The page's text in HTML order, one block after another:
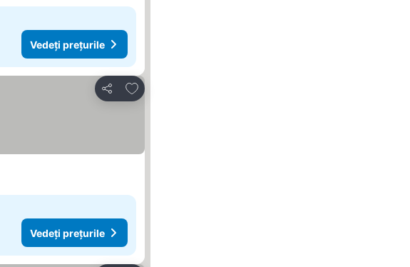
Vedeți prețurile
Distribuiți
Adăugaţi la favorite
Vedeți prețurile